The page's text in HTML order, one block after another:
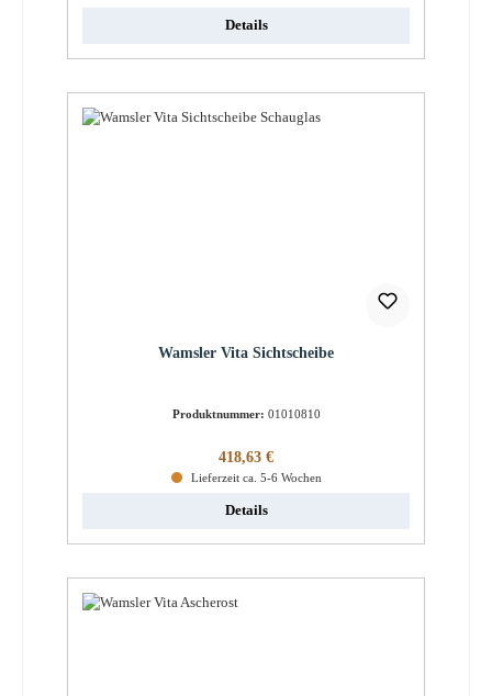
Details
Wamsler Vita Sichtscheibe
Produktnummer: 01010810
Regulärer Preis:
418,63 €
Lieferzeit ca. 5-6 Wochen
Details